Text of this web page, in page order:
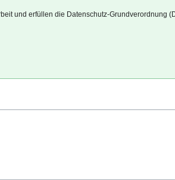
und erfüllen die Datenschutz-Grundverordnung